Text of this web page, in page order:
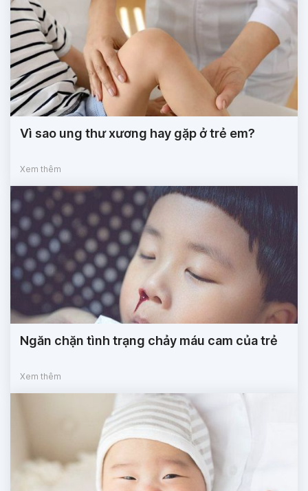
Vì sao ung thư xương hay gặp ở trẻ em?
Xem thêm
Ngăn chặn tình trạng chảy máu cam của trẻ
Xem thêm